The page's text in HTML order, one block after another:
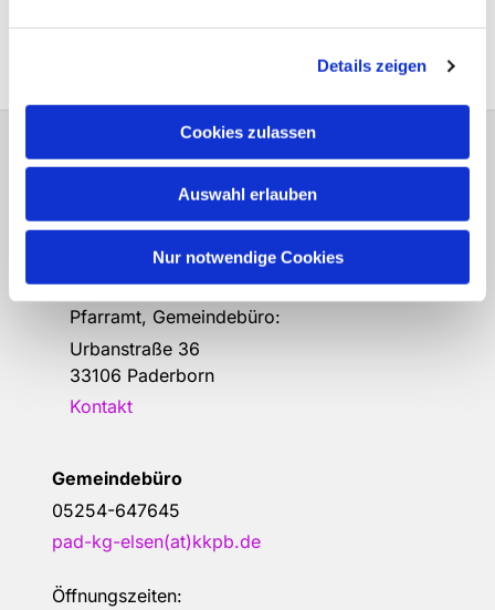
Details zeigen
Cookies zulassen
Auswahl erlauben
Nur notwendige Cookies
Anregungen demWebmaster
Anschrift der evang.- Luth.
Kirchengemeinde Elsen
Erlöserkirche, Gemeindehaus,
Pfarramt, Gemeindebüro:
Urbanstraße 36
33106 Paderborn
Kontakt
Gemeindebüro
05254-647645
pad-kg-elsen(at)kkpb.de
Öffnungszeiten: